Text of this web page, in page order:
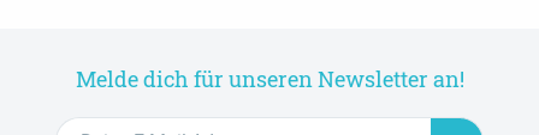
Melde dich für unseren Newsletter an!